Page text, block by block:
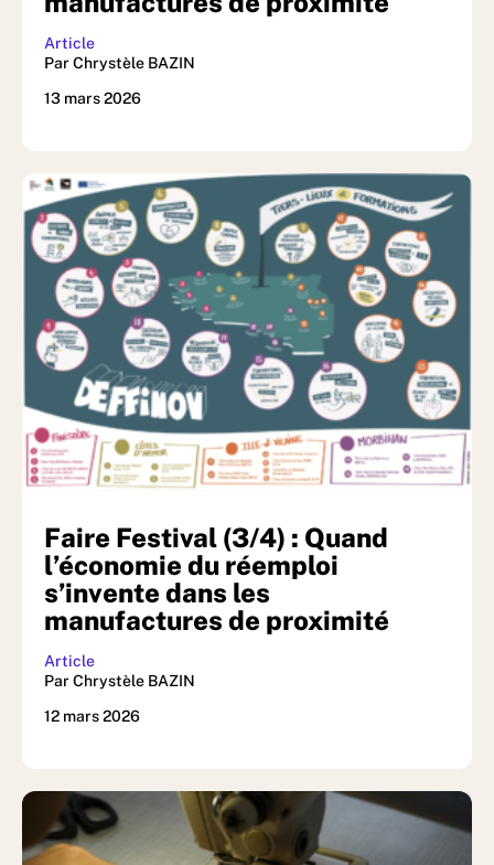
Article
Par Chrystèle BAZIN
13 mars 2026
Faire Festival (3/4) : Quand
l’économie du réemploi
s’invente dans les
manufactures de proximité
Article
Par Chrystèle BAZIN
12 mars 2026